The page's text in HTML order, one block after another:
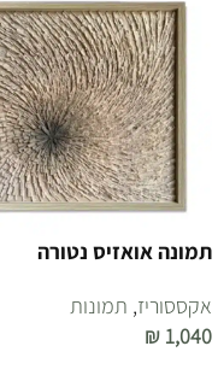
תמונה אואזיס נטורה
אקססוריז, תמונות
₪ 1,040